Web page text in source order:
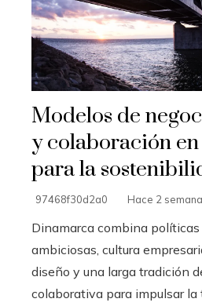
Modelos de
y colaboración
para la
97468f30d2a0 Hace 2
Dinamarca combina
ambiciosas, cultura
diseño y una larga tradición
colaborativa para impulsar